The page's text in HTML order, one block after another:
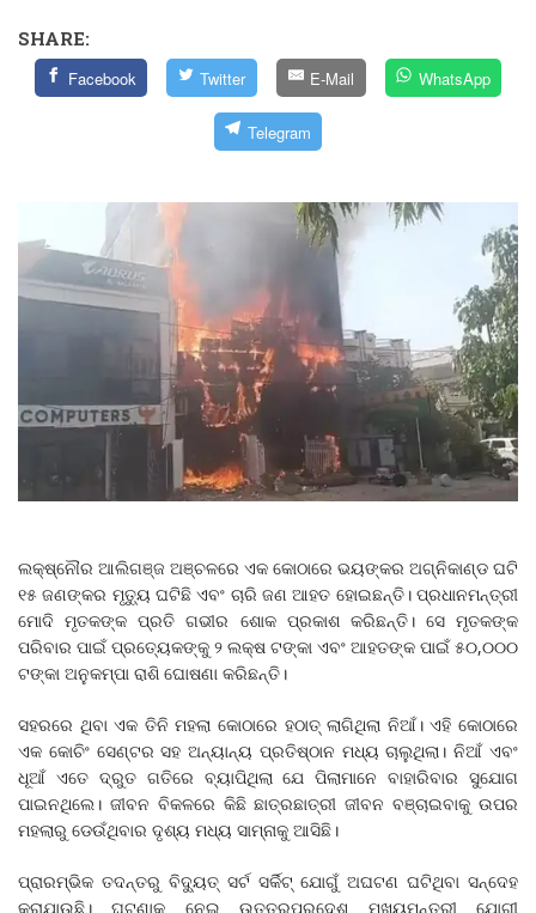
SHARE:
Facebook Twitter E-Mail WhatsApp
Telegram
ଲକ୍ଷ୍ନୌର ଆଲିଗଞ୍ଜ ଅଞ୍ଚଳରେ ଏକ କୋଠାରେ ଭୟଙ୍କର ଅଗ୍ନିକାଣ୍ଡ ଘଟି
୧୫ ଜଣଙ୍କର ମୃତ୍ୟୁ ଘଟିଛି ଏବଂ ଚାରି ଜଣ ଆହତ ହୋଇଛନ୍ତି। ପ୍ରଧାନମନ୍ତ୍ରୀ
ମୋଦି ମୃତକଙ୍କ ପ୍ରତି ଗଭୀର ଶୋକ ପ୍ରକାଶ କରିଛନ୍ତି। ସେ ମୃତକଙ୍କ
ପରିବାର ପାଇଁ ପ୍ରତ୍ୟେକଙ୍କୁ ୨ ଲକ୍ଷ ଟଙ୍କା ଏବଂ ଆହତଙ୍କ ପାଇଁ ୫୦,୦୦୦
ଟଙ୍କା ଅନୁକମ୍ପା ରାଶି ଘୋଷଣା କରିଛନ୍ତି।
ସହରରେ ଥିବା ଏକ ତିନି ମହଲା କୋଠାରେ ହଠାତ୍ ଲାଗିଥିଲା ନିଆଁ। ଏହି କୋଠାରେ
ଏକ କୋଚିଂ ସେଣ୍ଟର ସହ ଅନ୍ୟାନ୍ୟ ପ୍ରତିଷ୍ଠାନ ମଧ୍ୟ ଚାଲୁଥିଲା। ନିଆଁ ଏବଂ
ଧୂଆଁ ଏତେ ଦ୍ରୁତ ଗତିରେ ବ୍ୟାପିଥିଲା ଯେ ପିଲାମାନେ ବାହାରିବାର ସୁଯୋଗ
ପାଇନଥିଲେ। ଜୀବନ ବିକଳରେ କିଛି ଛାତ୍ରଛାତ୍ରୀ ଜୀବନ ବଞ୍ଚାଇବାକୁ ଉପର
ମହଲାରୁ ଡେଉଁଥିବାର ଦୃଶ୍ୟ ମଧ୍ୟ ସାମ୍ନାକୁ ଆସିଛି।
ପ୍ରାରମ୍ଭିକ ତଦନ୍ତରୁ ବିଦ୍ୟୁତ୍ ସର୍ଟ ସର୍କିଟ୍ ଯୋଗୁଁ ଅଘଟଣ ଘଟିଥିବା ସନ୍ଦେହ
କରାଯାଉଛି। ଘଟଣାକୁ ନେଇ ଉତ୍ତରପ୍ରଦେଶ ମୁଖ୍ୟମନ୍ତ୍ରୀ ଯୋଗୀ